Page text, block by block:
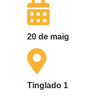
20 de maig
Tinglado 1